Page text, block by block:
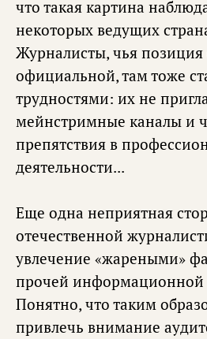
что такая картина
некоторых ведущих
Журналисты, чья позиция
официальной, там тоже
трудностями: их не
мейнстримные каналы и
препятствия в
деятельности...
Еще одна неприятная
отечественной
увлечение «жареными»
прочей информационной
Понятно, что таким
привлечь внимание